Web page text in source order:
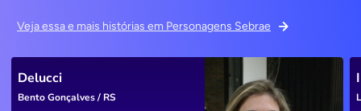
Veja essa e mais histórias em Personagens Sebrae
Delucci
Bento Gonçalves / RS